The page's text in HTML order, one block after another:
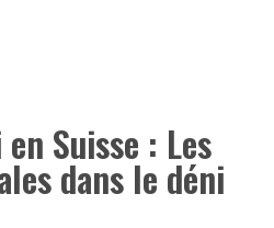
Suisse : Les
dans le déni